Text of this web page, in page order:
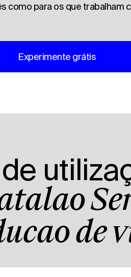
como para os que trabalham
Experimente grátis
de